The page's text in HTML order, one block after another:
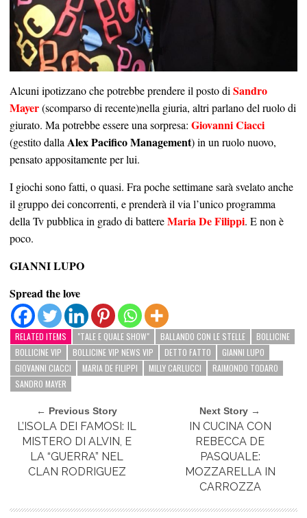
Alcuni ipotizzano che potrebbe prendere il posto diSandro
Mayer(scomparso di recente)nella giuria, altri parlano del ruolo di
giurato. Ma potrebbe essere una sorpresa: Giovanni Ciacci
(gestito dallaAlex Pacifico Management) in un ruolo nuovo,
pensato appositamente per lui.
I giochi sono fatti, o quasi. Fra poche settimane sarà svelato anche
il gruppo dei concorrenti, e prenderà il via l’unico programma
della Tv pubblica in grado di battereMaria De Filippi. E non è
poco.
GIANNI LUPO
Spread the love
RELATED ITEMS "TALE E QUALE SHOW" BALLANDO CON LE STELLE
BOLLICINE
BOLLICINE VIP
BOLLICINE VIP NEWS VIP DETTO FATTO
GIANNI LUPO
GIOVANNI CIACCI
MARIA DE FILIPPI MILLY CARLUCCI
RAIMONDO TODARO
SANDRO MAYER
← Previous Story
L’ISOLA DEI FAMOSI: IL
MISTERO DI ALVIN, E
LA “GUERRA” NEL
CLAN RODRIGUEZ
Next Story →
IN CUCINA CON
REBECCA DE
PASQUALE:
MOZZARELLA IN
CARROZZA